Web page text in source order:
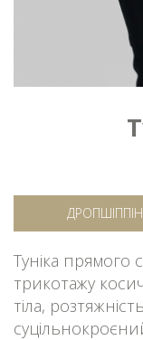
Туніка прямого
трикотажу
тіла,